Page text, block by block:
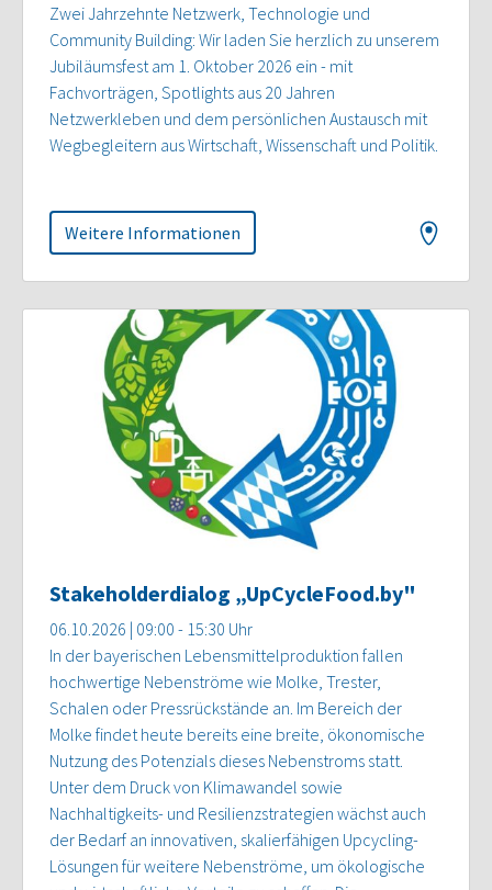
Zwei Jahrzehnte Netzwerk, Technologie und
Community Building: Wir laden Sie herzlich zu unserem
Jubiläumsfest am 1. Oktober 2026 ein - mit
Fachvorträgen, Spotlights aus 20 Jahren
Netzwerkleben und dem persönlichen Austausch mit
Wegbegleitern aus Wirtschaft, Wissenschaft und Politik.
Weitere Informationen
Stakeholderdialog „UpCycleFood.by"
06.10.2026 | 09:00 - 15:30 Uhr
In der bayerischen Lebensmittelproduktion fallen
hochwertige Nebenströme wie Molke, Trester,
Schalen oder Pressrückstände an. Im Bereich der
Molke findet heute bereits eine breite, ökonomische
Nutzung des Potenzials dieses Nebenstroms statt.
Unter dem Druck von Klimawandel sowie
Nachhaltigkeits- und Resilienzstrategien wächst auch
der Bedarf an innovativen, skalierfähigen Upcycling-
Lösungen für weitere Nebenströme, um ökologische